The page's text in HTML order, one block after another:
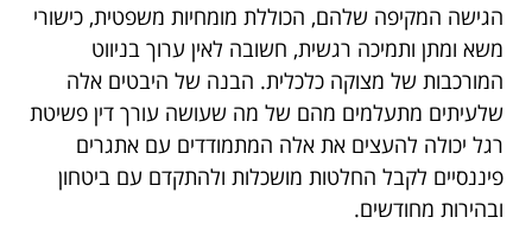
הגישה המקיפה שלהם, הכוללת מומחיות משפטית, כישורי
משא ומתן ותמיכה רגשית, חשובה לאין ערוך בניווט
המורכבות של מצוקה כלכלית. הבנה של היבטים אלה
שלעיתים מתעלמים מהם של מה שעושה עורך דין פשיטת
רגל יכולה להעצים את אלה המתמודדים עם אתגרים
פיננסיים לקבל החלטות מושכלות ולהתקדם עם ביטחון
ובהירות מחודשים.